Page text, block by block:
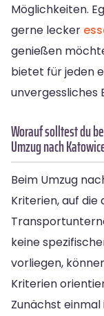
Möglichkeiten.
gerne lecker
genießen
bietet für jeden
unvergessliches
Worauf solltest du
Umzug nach
Beim Umzug
Kriterien, auf die
keine
vorliegen,
Kriterien
Zunächst einmal